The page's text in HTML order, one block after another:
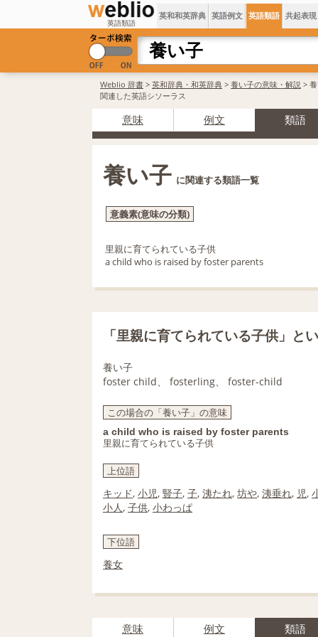
英語類語
英和和英辞典 英語例文 英語類語 共起表現
Weblio 辞書 > 英和辞典・和英辞典 > 養い子の意味・解説 >
関連した英語シソーラス
意味 例文 類語
養い子 に関連する類語一覧
意義素(意味の分類)
里親に育てられている子供
a child who is raised by foster parents
「里親に育てられている子供」と
養い子
foster child、 fosterling、 foster-child
この場合の「養い子」の意味
a child who is raised by foster parents
里親に育てられている子供
上位語
キッド, 小児, 豎子, 子, 洟たれ, 坊や, 洟垂れ, 児,
小人, 子供, 小わっぱ
下位語
養女
意味 例文 類語